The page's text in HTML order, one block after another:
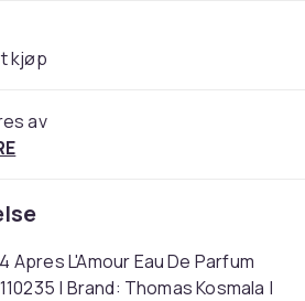
kjøp
av
Apres L'Amour Eau De Parfum
| Brand: Thomas Kosmala |